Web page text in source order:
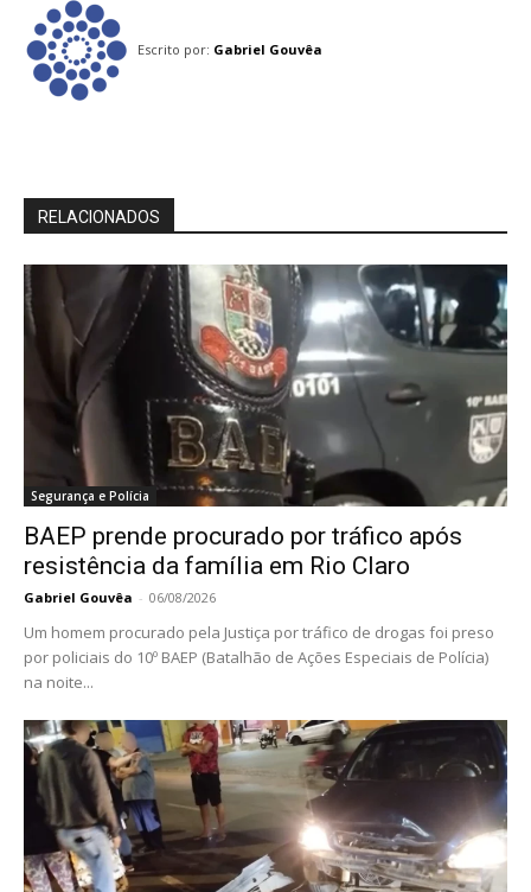
Escrito por: Gabriel Gouvêa
RELACIONADOS
Segurança e Polícia
BAEP prende procurado por tráfico após
resistência da família em Rio Claro
Gabriel Gouvêa - 06/08/2026
Um homem procurado pela Justiça por tráfico de drogas foi preso
por policiais do 10º BAEP (Batalhão de Ações Especiais de Polícia)
na noite...